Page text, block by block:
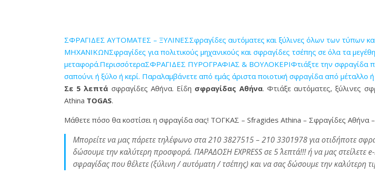
ΣΦΡΑΓΙΔΕΣ ΑΥΤΟΜΑΤΕΣ – ΞΥΛΙΝΕΣΣφραγίδες αυτόματες και ξύλινες όλων των τύπων
ΜΗΧΑΝΙΚΩΝΣφραγίδες για πολιτικούς μηχανικούς και σφραγίδες τσέπης σε όλα τα
μεταφορά.ΠερισσότεραΣΦΡΑΓΙΔΕΣ ΠΥΡΟΓΡΑΦΙΑΣ & ΒΟΥΛΟΚΕΡΙΦτιάξτε την σφραγίδα
σαπούνι ή ξύλο ή κερί. Παραλαμβάνετε από εμάς άριστα ποιοτική σφραγίδα από μέταλλο
Σε 5 λεπτά σφραγίδες Αθήνα. Είδη σφραγίδας Αθήνα. Φτιάξε αυτόματες, ξύλινες
Athina TOGAS.
Μάθετε πόσο θα κοστίσει η σφραγίδα σας! ΤΟΓΚΑΣ – Sfragides Athina – Σφραγίδες Αθήνα
Μπορείτε να μας πάρετε τηλέφωνο στα 210 3827515 – 210 3301978 για οτιδήποτε
δώσουμε την καλύτερη προσφορά. ΠΑΡΑΔΟΣΗ EXPRESS σε 5΄ λεπτά!!! ή να μας στείλετε
σφραγίδας που θέλετε (ξύλινη / αυτόματη / τσέπης) και να σας δώσουμε την καλύτερη